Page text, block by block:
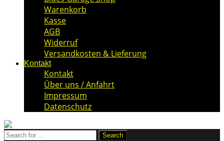
Warenkorb
Kasse
AGB
Widerruf
Versandkosten & Lieferung
Kontakt
Kontakt
Über uns / Anfahrt
Impressum
Datenschutz